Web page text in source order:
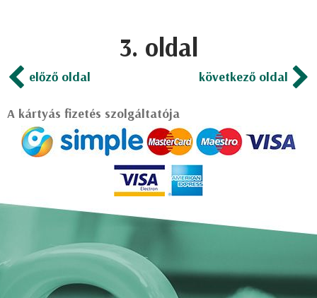
3. oldal
előző oldal következő oldal
A kártyás fizetés szolgáltatója